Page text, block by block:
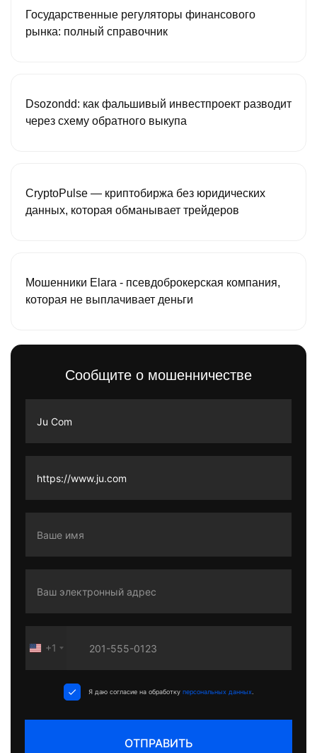
Государственные регуляторы финансового
рынка: полный справочник
Dsozondd: как фальшивый инвестпроект разводит
через схему обратного выкупа
CryptoPulse — криптобиржа без юридических
данных, которая обманывает трейдеров
Мошенники Elara - псевдоброкерская компания,
которая не выплачивает деньги
Сообщите о мошенничестве
United
+1
Я даю согласие на обработку персональных данных.
ОТПРАВИТЬ